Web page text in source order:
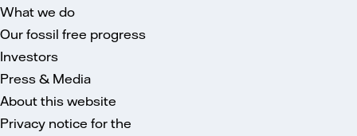
What we do
Our fossil free progress
Investors
Press & Media
About this website
Privacy notice for the